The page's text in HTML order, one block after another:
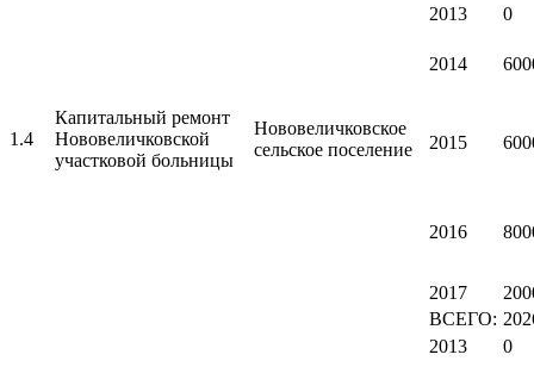
1.4
Капитальный ремонт
Нововеличковской
участковой больницы
Нововеличковское
сельское поселение
2013
0
2014
2015
2016
2017
ВСЕГО:
2013
0